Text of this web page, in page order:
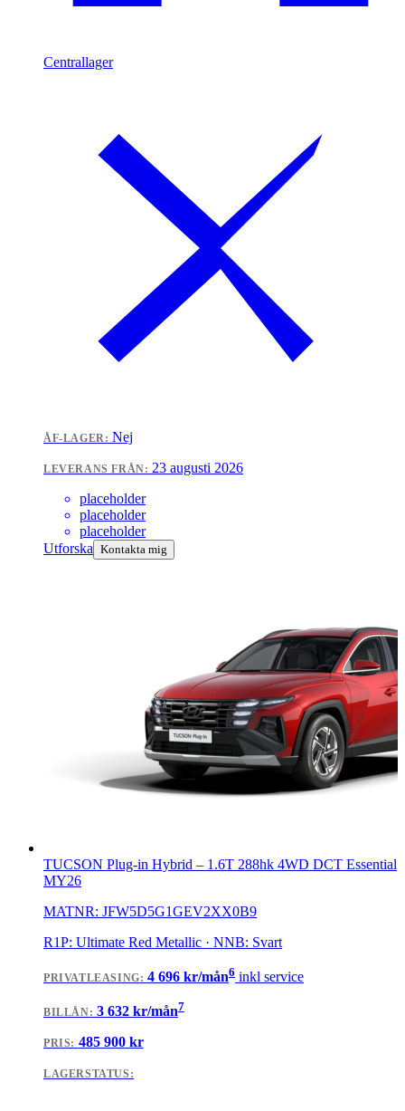
Centrallager
ÅF-LAGER: Nej
LEVERANS FRÅN: 23 augusti 2026
placeholder
placeholder
placeholder
Utforska Kontakta mig
TUCSON Plug-in Hybrid – 1.6T 288hk 4WD DCT Essential
MY26
MATNR: JFW5D5G1GEV2XX0B9
R1P: Ultimate Red Metallic · NNB: Svart
PRIVATLEASING:4 696 kr/mån6 inkl service
BILLÅN: 3 632kr/mån7
PRIS: 485 900kr
LAGERSTATUS: